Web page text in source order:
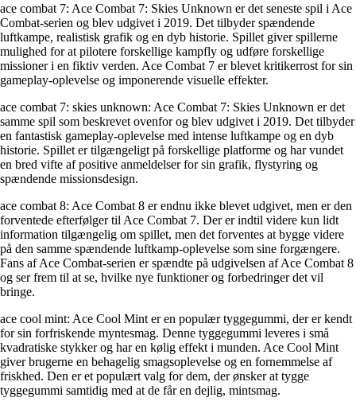
ace combat 7: Ace Combat 7: Skies Unknown er det seneste spil i Ace
Combat-serien og blev udgivet i 2019. Det tilbyder spændende
luftkampe, realistisk grafik og en dyb historie. Spillet giver spillerne
mulighed for at pilotere forskellige kampfly og udføre forskellige
missioner i en fiktiv verden. Ace Combat 7 er blevet kritikerrost for sin
gameplay-oplevelse og imponerende visuelle effekter.
ace combat 7: skies unknown: Ace Combat 7: Skies Unknown er det
samme spil som beskrevet ovenfor og blev udgivet i 2019. Det tilbyder
en fantastisk gameplay-oplevelse med intense luftkampe og en dyb
historie. Spillet er tilgængeligt på forskellige platforme og har vundet
en bred vifte af positive anmeldelser for sin grafik, flystyring og
spændende missionsdesign.
ace combat 8: Ace Combat 8 er endnu ikke blevet udgivet, men er den
forventede efterfølger til Ace Combat 7. Der er indtil videre kun lidt
information tilgængelig om spillet, men det forventes at bygge videre
på den samme spændende luftkamp-oplevelse som sine forgængere.
Fans af Ace Combat-serien er spændte på udgivelsen af Ace Combat 8
og ser frem til at se, hvilke nye funktioner og forbedringer det vil
bringe.
ace cool mint: Ace Cool Mint er en populær tyggegummi, der er kendt
for sin forfriskende myntesmag. Denne tyggegummi leveres i små
kvadratiske stykker og har en kølig effekt i munden. Ace Cool Mint
giver brugerne en behagelig smagsoplevelse og en fornemmelse af
friskhed. Den er et populært valg for dem, der ønsker at tygge
tyggegummi samtidig med at de får en dejlig, mintsmag.